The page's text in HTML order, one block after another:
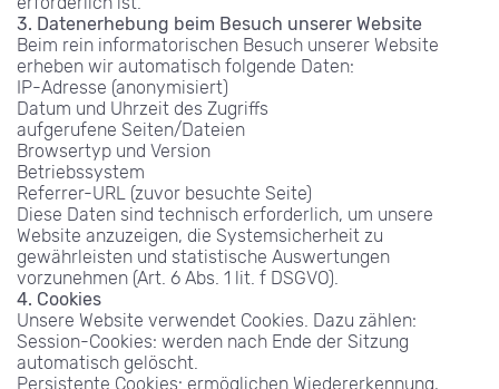
3. Datenerhebung beim Besuch unserer Website
Beim rein informatorischen Besuch unserer Website
erheben wir automatisch folgende Daten:
IP-Adresse (anonymisiert)
Datum und Uhrzeit des Zugriffs
aufgerufene Seiten/Dateien
Browsertyp und Version
Betriebssystem
Referrer-URL (zuvor besuchte Seite)
Diese Daten sind technisch erforderlich, um unsere
Website anzuzeigen, die Systemsicherheit zu
gewährleisten und statistische Auswertungen
vorzunehmen (Art. 6 Abs. 1 lit. f DSGVO).
4. Cookies
Unsere Website verwendet Cookies. Dazu zählen:
Session-Cookies: werden nach Ende der Sitzung
automatisch gelöscht.
Persistente Cookies: ermöglichen Wiedererkennung,